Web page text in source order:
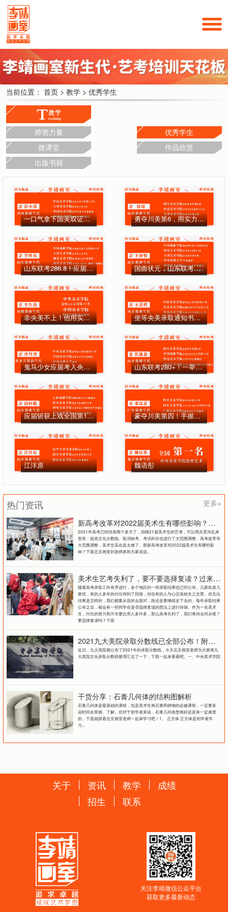
当前位置： 首页 > 教学 > 优秀学生
师资力量
优秀学生
微课堂
作品欣赏
出版书籍
一口气拿下国美双证！天美、鲁美高分的河南女孩—李靖画室学员彭小溪专访 勇夺川美第6，用实力证明自己！三所美院大门同时向她敞开！——李靖画室学员徐诺专访
山东联考286.8！应届斩获五所校考合格证的后起之秀——李靖画室学员李珍炅专访 国曲状元，山东联考第14！狂揽国、川、天、民族高分——李美学子卞迪悦专访
非央美不上！他用实力和毅力证明我就该是央美的学生——李美学子李久法专访 坐等央美录取通知书，宝藏女孩的逐梦央美路——李美学子王香婷专访
鬼马少女应届考入央美，用实力出圈！——李美学子乔丹潼专访 山东联考280+！一举斩获川美、国曲、鲁美、西美的元気少女——李美学子崔懿嘉专访
应届斩获上戏全国第17！川美第30！还拿下鲁美、西美高分合格证的黑马战神——李美学子赵梓皓专访 豪夺川美第四！手握三大美院合格证的高能少年——北京画室李美学子邓益苗专访
江沣原 魏语彤
热门资讯
更多+
新高考改革对2022届美术生有哪些影响？北京画室刘老师来和大家说说
2021年高考已经结束两个多月了，回顾21届美术生的艺考，可以用兵荒马乱来
形容：提高文化分数线、取消校考、考试科目也进行了大范围调整、高考改革等
大范围调整，美术生实在是太难了。那新高考改革对2022届美术生有哪些影
响？下面北京画室刘老师来和大家说说。
美术生艺考失利了，要不要选择复读？过来人提出这几点建议
随着高考录取工作有序进行，各个地区的一些录取结果也已经公布。几家欢喜几
家忧，有的人多年的付出得到了回报，但也有的人与心仪高校失之交臂。但无论
结果是怎样的，我们都要从容的去面对，路还是要继续走下去的。每年录取结果
公布之后，都会有一些同学在是否选择复读的想法上进行徘徊。作为一名美术
生，付出的努力和汗水要比旁人多许多，那么高考失利了，我们将何去何从呢？
要选择复读吗？下面
2021九大美院录取分数线已全部公布！附各大院校录取分数线汇总！
近日，九大美院都公布了2021年的录取分数线，今天北京画室老师为大家将九
大美院文化录取分数线整理汇总了一下，下面一起来看看吧。一、中央美术学院
干货分享：石膏几何体的结构图解析
石膏几何体是最基础的课程，也是美术生画石膏和静物的必修课程，一定要多
花时间去掌握、了解。但对于初学者来说，石膏几何体想画好还是有一定难度
的，下面就跟着北京画室老师一起来学习吧！1、 正方体 正方体是初学者学
习...
关于 资讯 教学
成绩
招生
联系
关注李靖微信公众平台
获取更多最新动态